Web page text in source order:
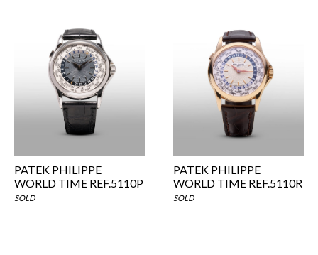
PATEK PHILIPPE
WORLD TIME REF.5110P
SOLD
PATEK PHILIPPE
WORLD TIME REF.5110R
SOLD